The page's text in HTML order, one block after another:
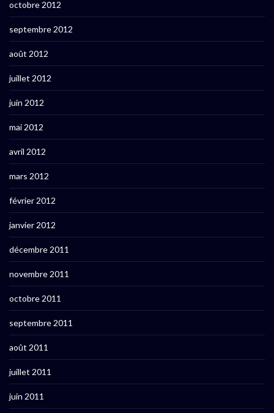
octobre 2012
septembre 2012
août 2012
juillet 2012
juin 2012
mai 2012
avril 2012
mars 2012
février 2012
janvier 2012
décembre 2011
novembre 2011
octobre 2011
septembre 2011
août 2011
juillet 2011
juin 2011